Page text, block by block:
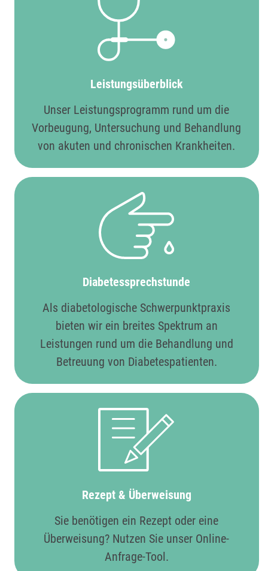
Leistungsüberblick
Unser Leistungsprogramm rund um die
Vorbeugung, Untersuchung und Behandlung
von akuten und chronischen Krankheiten.
Diabetes­sprechstunde
Als diabetologische Schwerpunktpraxis
bieten wir ein breites Spektrum an
Leistungen rund um die Behandlung und
Betreuung von Diabetespatienten.
Rezept & Überweisung
Sie benötigen ein Rezept oder eine
Überweisung? Nutzen Sie unser Online-
Anfrage-Tool.